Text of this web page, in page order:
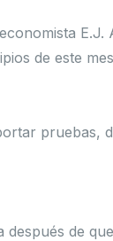
E.J.
de este
pruebas,
de